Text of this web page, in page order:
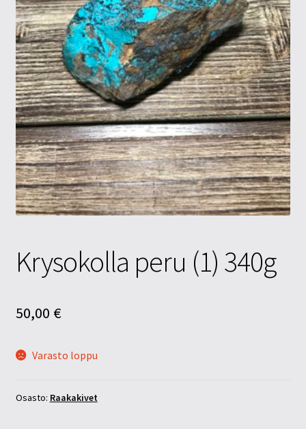
Tietosuojaseloste
Tuotteet
Yritysinfo
Krysokolla peru (1) 340g
50,00 €
Varasto loppu
Osasto: Raakakivet